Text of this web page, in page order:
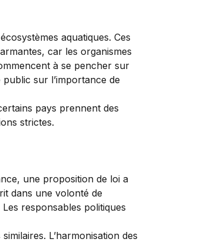
aquatiques. Ces
car les organismes
à se pencher sur
sur l’importance de
pays prennent des
strictes.
une proposition de loi a
dans une volonté de
responsables politiques
L’harmonisation des